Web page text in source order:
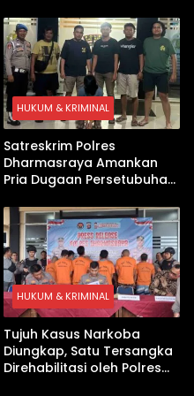
HUKUM & KRIMINAL
Satreskrim Polres
Dharmasraya Amankan
Pria Dugaan Persetubuhan
HUKUM & KRIMINAL
Tujuh Kasus Narkoba
Diungkap, Satu Tersangka
Direhabilitasi oleh Polres